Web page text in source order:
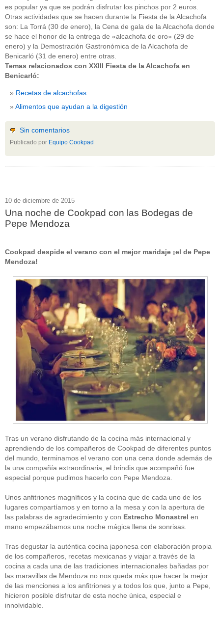
CATEGORÍAS
Alimentos(44)
America(8)
Carnes(3)
cataluña(1)
Cocina(38)
consejos(3)
El Celler de Can Roca(1)
Empresas(12)
ferran adria(10)
formación(1)
Gastronomía
es popular ya que se podrán disfrutar los pinchos por 2 euros.
Otras actividades que se hacen durante la Fiesta de la Alcachofa
son: La Torrá (30 de enero), la Cena de gala de la Alcachofa donde
se hace el honor de la entrega de «alcachofa de oro» (29 de
enero) y la Demostración Gastronómica de la Alcachofa de
Benicarló (31 de enero) entre otras.
Temas relacionados con XXIII Fiesta de la Alcachofa en
Benicarló:
Recetas de alcachofas
Alimentos que ayudan a la digestión
Sin comentarios
Publicado por Equipo Cookpad
10 de diciembre de 2015
Una noche de Cookpad con las Bodegas de
Pepe Mendoza
Cookpad despide el verano con el mejor maridaje ¡el de Pepe
Mendoza!
Tras un verano disfrutando de la cocina más internacional y
aprendiendo de los compañeros de Cookpad de diferentes puntos
del mundo, terminamos el verano con una cena donde además de
la una compañía extraordinaria, el brindis que acompañó fue
especial porque pudimos hacerlo con Pepe Mendoza.
Unos anfitriones magníficos y la cocina que de cada uno de los
lugares compartíamos y en torno a la mesa y con la apertura de
las palabras de agradecimiento y con Estrecho Monastrel en
mano empezábamos una noche mágica llena de sonrisas.
Tras degustar la auténtica cocina japonesa con elaboración propia
de los compañeros, recetas mexicanas y viajar a través de la
cocina a cada una de las tradiciones internacionales bañadas por
las maravillas de Mendoza no nos queda más que hacer la mejor
de las menciones a los anfitriones y a todos los que, junto a Pepe,
hicieron posible disfrutar de esta noche única, especial e
innolvidable.